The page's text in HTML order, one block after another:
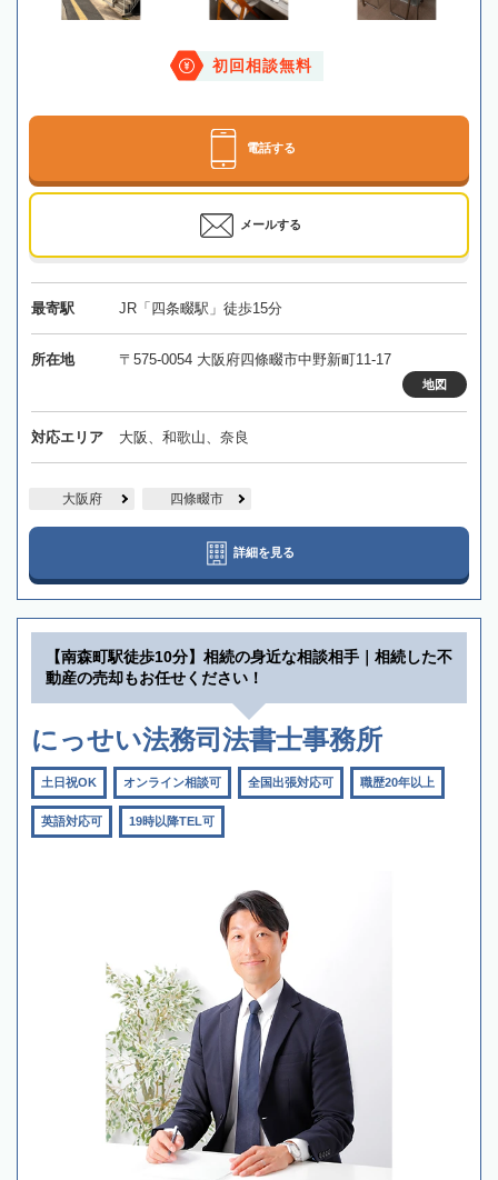
初回相談無料
電話する
メールする
最寄駅 JR「四条畷駅」徒歩15分
所在地 〒575-0054 大阪府四條畷市中野新町11-17
地図
対応エリア 大阪、和歌山、奈良
大阪府 四條畷市
詳細を見る
【南森町駅徒歩10分】相続の身近な相談相手｜相続した不
動産の売却もお任せください！
にっせい法務司法書士事務所
土日祝OK オンライン相談可 全国出張対応可 職歴20年以上
英語対応可 19時以降TEL可